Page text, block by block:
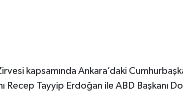
kapsamında Ankara’daki
Recep Tayyip Erdoğan ile ABD Başkanı